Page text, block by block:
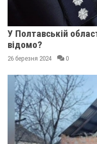
У Полтавській
відомо?
26 березня 2024 0